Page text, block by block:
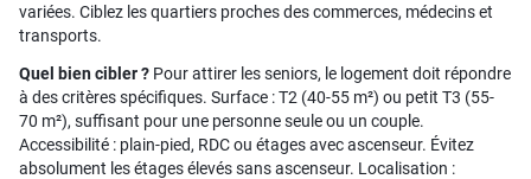
variées. Ciblez les quartiers proches des commerces, médecins et
transports.
Quel bien cibler ? Pour attirer les seniors, le logement doit répondre
à des critères spécifiques. Surface : T2 (40-55 m²) ou petit T3 (55-
70 m²), suffisant pour une personne seule ou un couple.
Accessibilité : plain-pied, RDC ou étages avec ascenseur. Évitez
absolument les étages élevés sans ascenseur. Localisation :